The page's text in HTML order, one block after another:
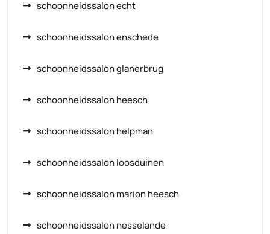
schoonheidssalon echt
schoonheidssalon enschede
schoonheidssalon glanerbrug
schoonheidssalon heesch
schoonheidssalon helpman
schoonheidssalon loosduinen
schoonheidssalon marion heesch
schoonheidssalon nesselande